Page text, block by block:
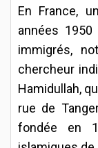
En France,
années
immigrés,
chercheur
Hamidullah,
rue de
fondée en